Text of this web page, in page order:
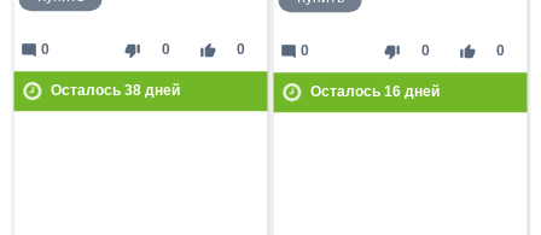
thumb_down 0 thumb_up 0
mode_comment 0
Осталось 16дней
thumb_down 0 thumb_up 0
mode_comment 0
Осталось 38дней